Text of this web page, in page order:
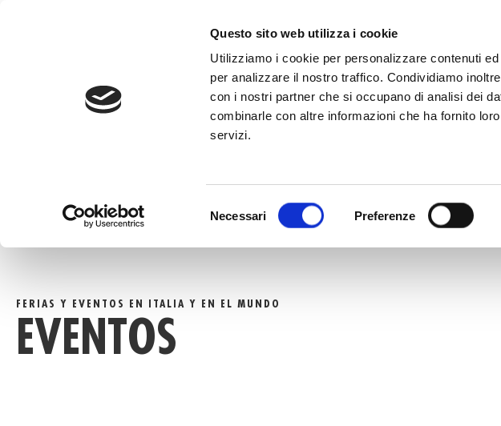
Questo sito web utilizza i cookie
Utilizziamo i cookie per personalizzare contenuti
per analizzare il nostro traffico. Condividiamo
con i nostri partner che si occupano di analisi dei
combinarle con altre informazioni che ha fornito
servizi.
del
Necessari Preferenze
FERIAS Y EVENTOS EN ITALIA Y EN EL MUNDO
EVENTOS